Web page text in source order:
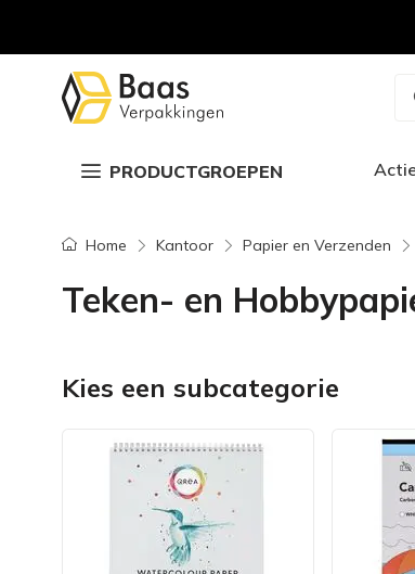
PRODUCTGROEPEN
Home Kantoor Papier en Verzenden
Teken- en
Kies een subcategorie